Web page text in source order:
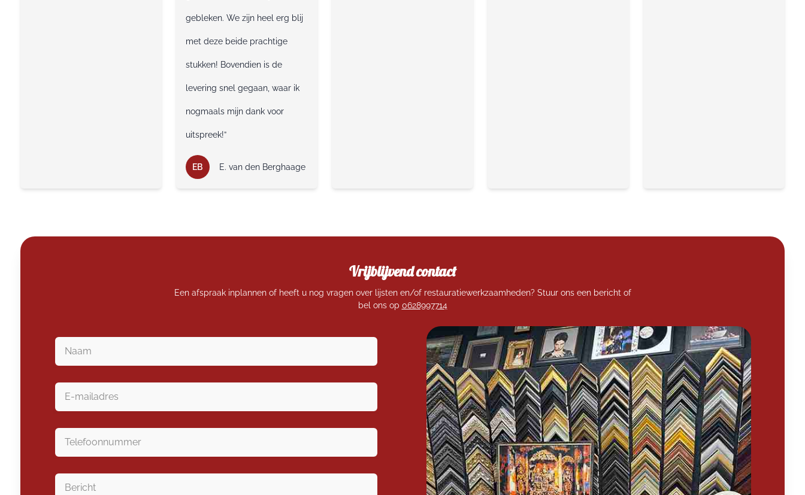
gebleken. We zijn heel erg blij
met deze beide prachtige
stukken! Bovendien is de
levering snel gegaan, waar ik
nogmaals mijn dank voor
uitspreek!”
EB E. van den Berghaage
Vrijblijvend contact
Een afspraak inplannen of heeft u nog vragen over lijsten en/of restauratiewerkzaamheden? Stuur ons een bericht of
bel ons op 0628997714